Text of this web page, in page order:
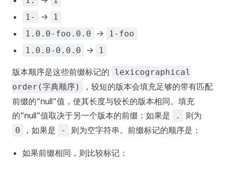
1-
->
1
1.0.0-foo.0.0
->
1-foo
1.0.0-0.0.0
-> 1
版本顺序是这些前缀标记的
lexicographical
order(字典顺序)
，较短的版本会填充足够的带有匹配
前缀的"null"值，使其长度与较长的版本相同。填充
的"null"值取决于另一个版本的前缀：如果是
. 则为
0 ，如果是 - 则为空字符串。前缀标记的顺序是：
如果前缀相同，则比较标记：